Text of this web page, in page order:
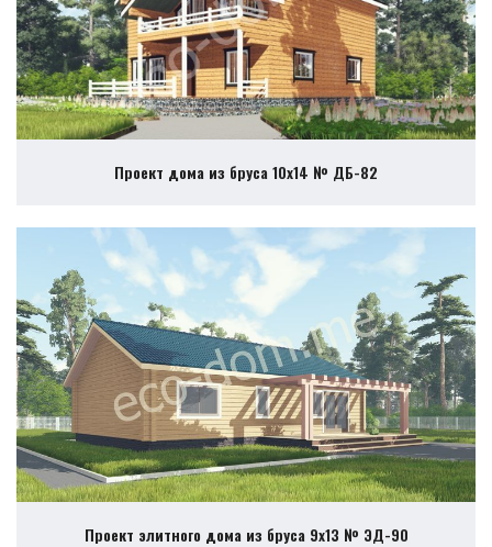
Проект дома из бруса 10х14 № ДБ-82
Проект элитного дома из бруса 9х13 № ЭД-90